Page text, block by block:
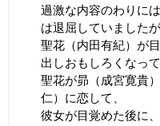
過激な内容のわりに
は退屈していましたが
聖花（内田有紀）が
出しおもしろくなって
聖花が昴（成宮寛貴
仁）に恋して、
彼女が目覚めた後に